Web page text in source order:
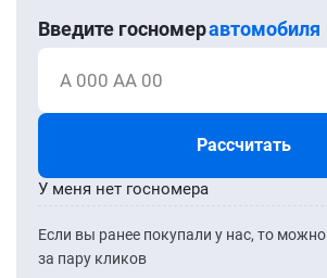
Введите госномеравтомобиля
А 000 АА 00
Рассчитать
Если вы ранее покупали у нас, то можно
за пару кликов
У меня нет госномера